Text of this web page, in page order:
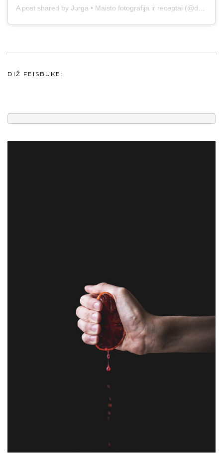
A post shared by Jurga • Maisto fotografija ir receptai (@duonos.ir.zaidimu)
DIŽ FEISBUKE: